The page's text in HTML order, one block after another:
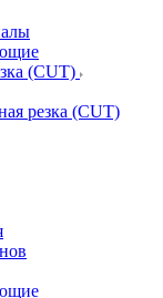
(CUT)
резка (CUT)